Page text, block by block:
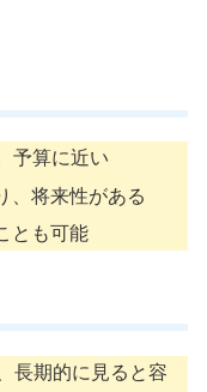
予算に近い
、将来性がある
とも可能
長期的に見ると容